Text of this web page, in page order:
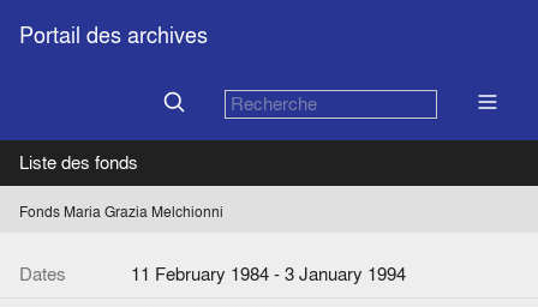
Portail des archives
Liste des fonds
Fonds Maria Grazia Melchionni
Dates
11 February 1984 - 3 January 1994